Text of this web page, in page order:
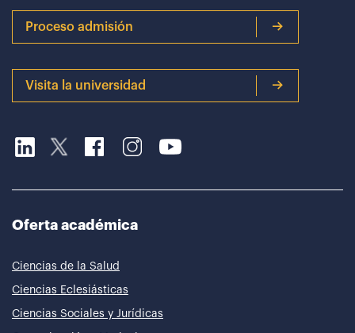
Proceso admisión
Visita la universidad
Oferta académica
Ciencias de la Salud
Ciencias Eclesiásticas
Ciencias Sociales y Jurídicas